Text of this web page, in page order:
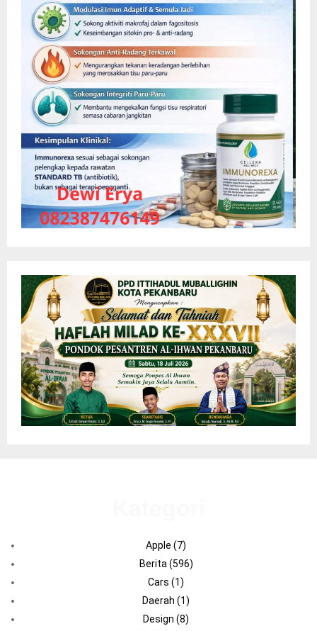
Apple (7)
Berita (596)
Cars (1)
Daerah (1)
Design (8)